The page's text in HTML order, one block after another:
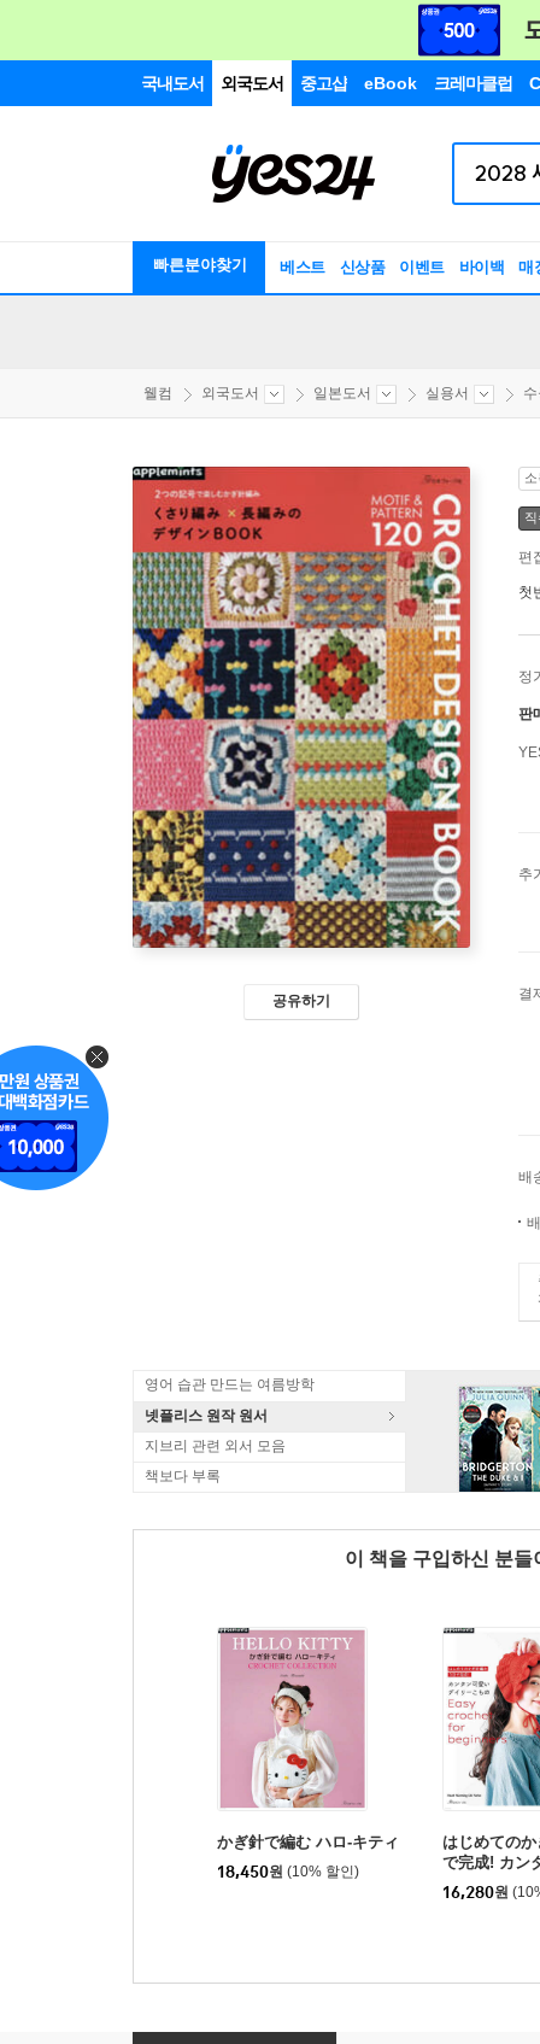
국내도서 외국도서 중고샵 eBook 크레마클럽
빠른분야찾기 베스트 신상품 이벤트 바이백 매
웰컴 외국도서 일본도서 실용서
공유하기
편
첫
정
판
추
결
배
영어 습관 만드는 여름방학
넷플리스 원작 원서
지브리 관련 외서 모음
책보다 부록
이 책을 구입하신 분
かぎ針で編む ハロ-キティ
18,450원 (10% 할인)
はじめての
で完成! カン
イリ-こもの
16,280원